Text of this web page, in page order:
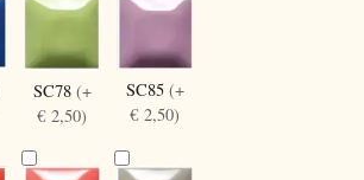
SC78 (+
€ 2,50)
SC85 (+
€ 2,50)